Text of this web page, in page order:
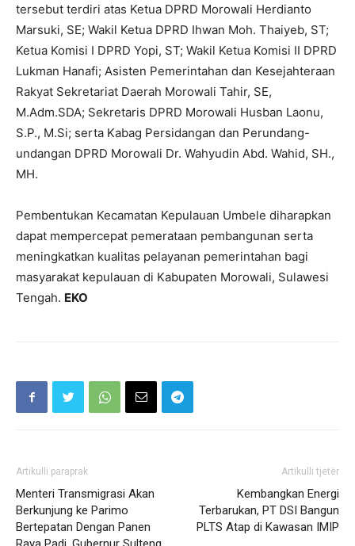
tersebut terdiri atas Ketua DPRD Morowali Herdianto
Marsuki, SE; Wakil Ketua DPRD Ihwan Moh. Thaiyeb, ST;
Ketua Komisi I DPRD Yopi, ST; Wakil Ketua Komisi II DPRD
Lukman Hanafi; Asisten Pemerintahan dan Kesejahteraan
Rakyat Sekretariat Daerah Morowali Tahir, SE,
M.Adm.SDA; Sekretaris DPRD Morowali Husban Laonu,
S.P., M.Si; serta Kabag Persidangan dan Perundang-
undangan DPRD Morowali Dr. Wahyudin Abd. Wahid, SH.,
MH.
Pembentukan Kecamatan Kepulauan Umbele diharapkan
dapat mempercepat pemerataan pembangunan serta
meningkatkan kualitas pelayanan pemerintahan bagi
masyarakat kepulauan di Kabupaten Morowali, Sulawesi
Tengah. EKO
Artikulli paraprak
Menteri Transmigrasi Akan
Berkunjung ke Parimo
Bertepatan Dengan Panen
Artikulli tjetër
Kembangkan Energi
Terbarukan, PT DSI Bangun
PLTS Atap di Kawasan IMIP